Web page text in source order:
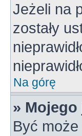
Jeżeli na
zostały
Na górę
»
Być